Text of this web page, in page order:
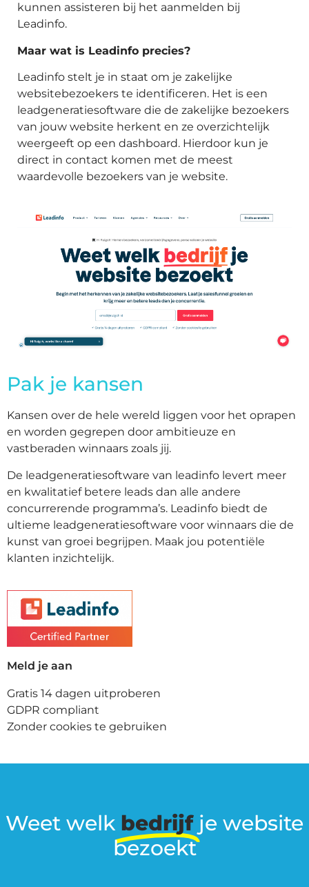
kunnen assisteren bij het aanmelden bij
Leadinfo.
Maar wat is Leadinfo precies?
Leadinfo stelt je in staat om je zakelijke
websitebezoekers te identificeren. Het is een
leadgeneratiesoftware die de zakelijke bezoekers
van jouw website herkent en ze overzichtelijk
weergeeft op een dashboard. Hierdoor kun je
direct in contact komen met de meest
waardevolle bezoekers van je website.
Pak je kansen
Kansen over de hele wereld liggen voor het oprapen
en worden gegrepen door ambitieuze en
vastberaden winnaars zoals jij.
De leadgeneratiesoftware van leadinfo levert meer
en kwalitatief betere leads dan alle andere
concurrerende programma’s. Leadinfo biedt de
ultieme leadgeneratiesoftware voor winnaars die de
kunst van groei begrijpen. Maak jou potentiële
klanten inzichtelijk.
Meld je aan
Gratis 14 dagen uitproberen
GDPR compliant
Zonder cookies te gebruiken
Weet welk bedrijf je website
bezoekt